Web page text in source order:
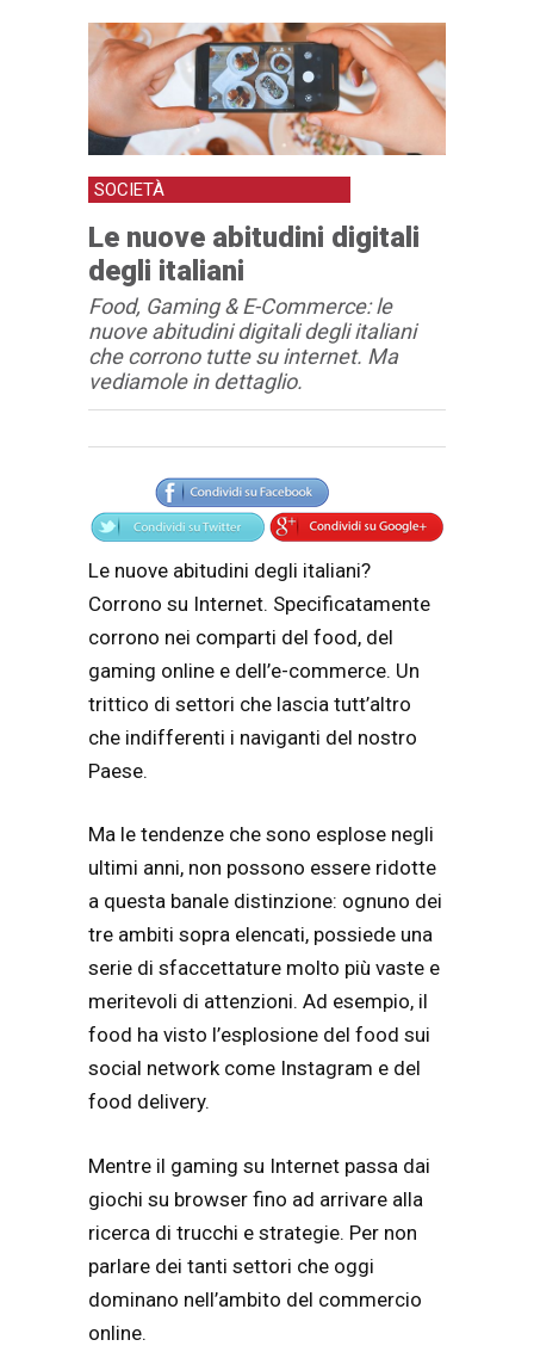
SOCIETÀ
Le nuove abitudini digitali
degli italiani
Food, Gaming & E-Commerce: le
nuove abitudini digitali degli italiani
che corrono tutte su internet. Ma
vediamole in dettaglio.
Articolo
Testo articolo principale
Le nuove abitudini degli italiani?
Corrono su Internet. Specificatamente
corrono nei comparti del food, del
gaming online e dell’e-commerce. Un
trittico di settori che lascia tutt’altro
che indifferenti i naviganti del nostro
Paese.
Ma le tendenze che sono esplose negli
ultimi anni, non possono essere ridotte
a questa banale distinzione: ognuno dei
tre ambiti sopra elencati, possiede una
serie di sfaccettature molto più vaste e
meritevoli di attenzioni. Ad esempio, il
food ha visto l’esplosione del food sui
social network come Instagram e del
food delivery.
Mentre il gaming su Internet passa dai
giochi su browser fino ad arrivare alla
ricerca di trucchi e strategie. Per non
parlare dei tanti settori che oggi
dominano nell’ambito del commercio
online.